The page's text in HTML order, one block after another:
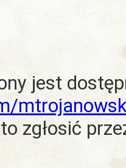
jest
zgłosić